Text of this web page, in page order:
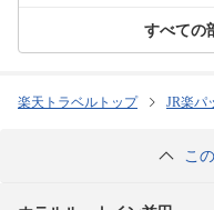
すべての
楽天トラベルトップ JR楽パ
こ